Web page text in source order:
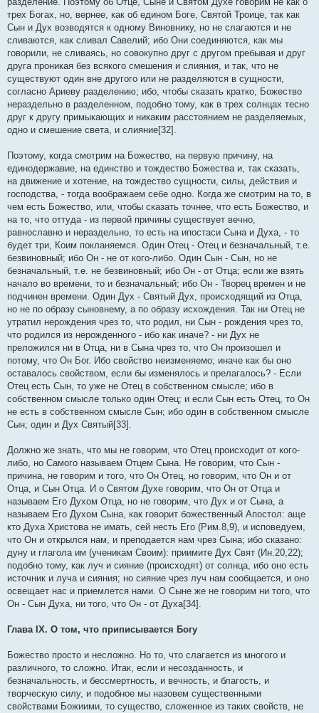
трех Богах, но, вернее, как об едином Боге, Святой Троице, так как
Сын и Дух возводятся к одному Виновнику, но не слагаются и не
сливаются, как сливал Савелий; ибо Они соединяются, как мы
говорили, не сливаясь, но совокупно друг с другом пребывая и друг
друга проникая без всякого смешения и слияния, и так, что не
существуют один вне другого или не разделяются в сущности,
согласно Ариеву разделению; ибо, чтобы сказать кратко, Божество
нераздельно в разделенном, подобно тому, как в трех солнцах тесно
друг к другу примыкающих и никаким расстоянием не разделяемых,
одно и смешение света, и слияние[32].
Поэтому, когда смотрим на Божество, на первую причину, на
единодержавие, на единство и тождество Божества и, так сказать,
на движение и хотение, на тождество сущности, силы, действия и
господства, - тогда воображаем себе одно. Когда же смотрим на то, в
чем есть Божество, или, чтобы сказать точнее, что есть Божество, и
на то, что оттуда - из первой причины существует вечно,
равнославно и нераздельно, то есть на ипостаси Сына и Духа, - то
будет три, Коим покланяемся. Один Отец - Отец и безначальный, т.е.
безвиновный; ибо Он - не от кого-либо. Один Сын - Сын, но не
безначальный, т.е. не безвиновный; ибо Он - от Отца; если же взять
начало во времени, то и безначальный; ибо Он - Творец времен и не
подчинен времени. Один Дух - Святый Дух, происходящий из Отца,
но не по образу сыновнему, а по образу исхождения. Так ни Отец не
утратил нерождения чрез то, что родил, ни Сын - рождения чрез то,
что родился из нерожденного - ибо как иначе? - ни Дух не
преложился ни в Отца, ни в Сына чрез то, что Он произошел и
потому, что Он Бог. Ибо свойство неизменяемо; иначе как бы оно
оставалось свойством, если бы изменялось и прелагалось? - Если
Отец есть Сын, то уже не Отец в собственном смысле; ибо в
собственном смысле только один Отец; и если Сын есть Отец, то Он
не есть в собственном смысле Сын; ибо один в собственном смысле
Сын; один и Дух Святый[33].
Должно же знать, что мы не говорим, что Отец происходит от кого-
либо, но Самого называем Отцем Сына. Не говорим, что Сын -
причина, не говорим и того, что Он Отец, но говорим, что Он и от
Отца, и Сын Отца. И о Святом Духе говорим, что Он от Отца и
называем Его Духом Отца, но не говорим, что Дух и от Сына, а
называем Его Духом Сына, как говорит божественный Апостол: аще
кто Духа Христова не имать, сей несть Его (Рим.8,9), и исповедуем,
что Он и открылся нам, и преподается нам чрез Сына; ибо сказано:
дуну и глагола им (ученикам Своим): приимите Дух Свят (Ин.20,22);
подобно тому, как луч и сияние (происходят) от солнца, ибо оно есть
источник и луча и сияния; но сияние чрез луч нам сообщается, и оно
освещает нас и приемлется нами. О Сыне же не говорим ни того, что
Он - Сын Духа, ни того, что Он - от Духа[34].
Глава IX. О том, что приписывается Богу
Божество просто и несложно. Но то, что слагается из многого и
различного, то сложно. Итак, если и несозданность, и
безначальность, и бессмертность, и вечность, и благость, и
творческую силу, и подобное мы назовем существенными
свойствами Божиими, то существо, сложенное из таких свойств, не